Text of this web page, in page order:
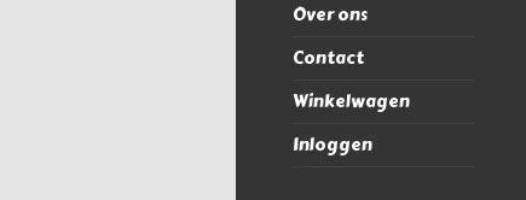
Over ons
Contact
Winkelwagen
Inloggen